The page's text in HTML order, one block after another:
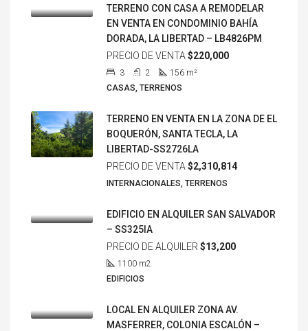
TERRENO CON CASA A REMODELAR
EN VENTA EN CONDOMINIO BAHÍA
DORADA, LA LIBERTAD – LB4826PM
PRECIO DE VENTA $220,000
3 2 156 m²
CASAS, TERRENOS
TERRENO EN VENTA EN LA ZONA DE EL
BOQUERÓN, SANTA TECLA, LA
LIBERTAD-SS2726LA
PRECIO DE VENTA $2,310,814
INTERNACIONALES, TERRENOS
EDIFICIO EN ALQUILER SAN SALVADOR
– SS325IA
PRECIO DE ALQUILER $13,200
1100 m2
EDIFICIOS
LOCAL EN ALQUILER ZONA AV.
MASFERRER, COLONIA ESCALÓN –